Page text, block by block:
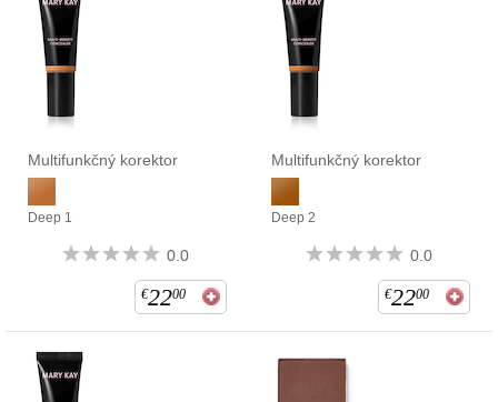
Multifunkčný korektor
Deep 1
0.0
€2200
Multifunkčný korektor
Deep 2
0.0
€2200